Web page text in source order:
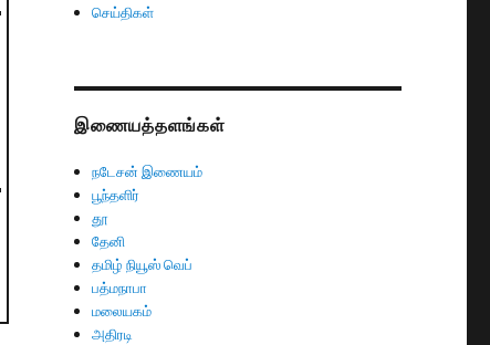
செய்திகள்
இணையத்தளங்கள்
நடேசன் இணையம்
பூந்தளிர்
தூ
தேனி
தமிழ் நியூஸ் வெப்
பத்மநாபா
மலையகம்
அதிரடி